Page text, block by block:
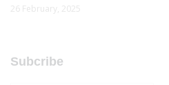
26 February, 2025
Subcribe